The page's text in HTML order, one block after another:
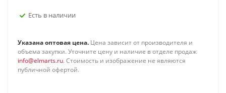
Есть в наличии
Указана оптовая цена. Цена зависит от производителя и
объема закупки. Уточните цену и наличие в отделе продаж
info@elmarts.ru. Стоимость и изображение не являются
публичной офертой.